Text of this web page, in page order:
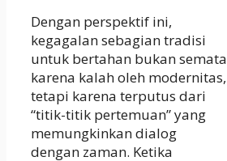
Dengan perspektif ini,
kegagalan sebagian tradisi
untuk bertahan bukan semata
karena kalah oleh modernitas,
tetapi karena terputus dari
“titik-titik pertemuan” yang
memungkinkan dialog
dengan zaman. Ketika